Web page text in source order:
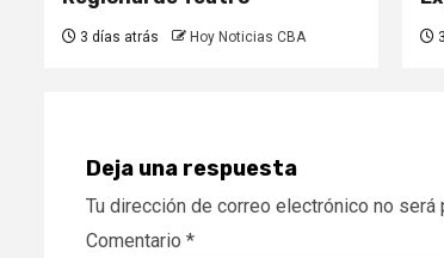
3 días atrás Hoy Noticias CBA
Deja una respuesta
Tu dirección de correo electrónico no será
Comentario *